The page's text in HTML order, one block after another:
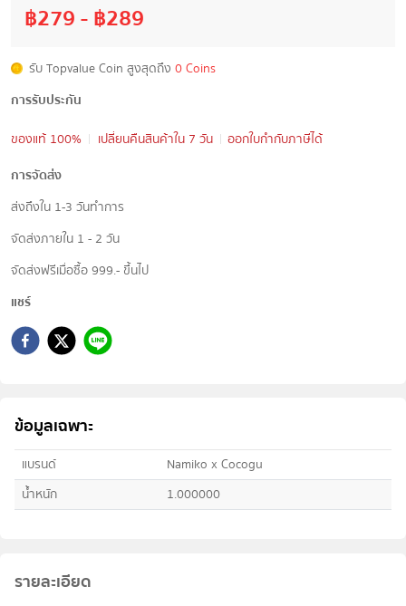
฿279- ฿289
รับ Topvalue Coin สูงสุดถึง 0 Coins
การรับประกัน
ของแท้ 100%
เปลี่ยนคืนสินค้าใน 7 วัน
ออกใบกำกับภาษีได้
การจัดส่ง
ส่งถึงใน 1-3 วันทำการ
จัดส่งภายใน 1 - 2 วัน
จัดส่งฟรีเมื่อซื้อ 999.- ขึ้นไป
แชร์
ข้อมูลเฉพาะ
แบรนด์
Namiko x Cocogu
น้ำหนัก
1.000000
รายละเอียด